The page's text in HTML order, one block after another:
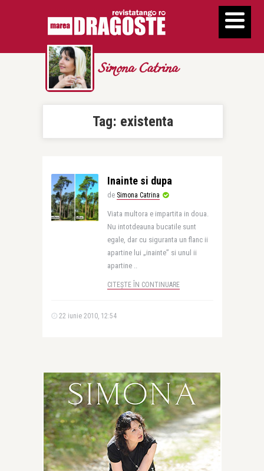
Simona Catrina
Tag: existenta
Inainte si dupa
de Simona Catrina
Viata multora e impartita in doua.
Nu intotdeauna bucatile sunt
egale, dar cu siguranta un flanc ii
apartine lui „inainte” si unul ii
apartine ..
CITEȘTE ÎN CONTINUARE
22 iunie 2010, 12:54